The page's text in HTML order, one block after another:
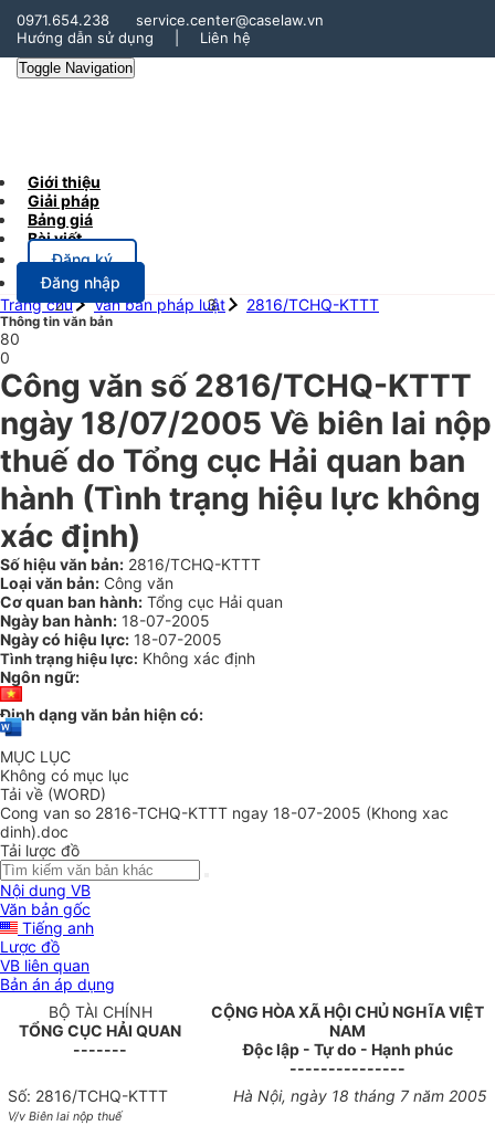
0971.654.238
service.center@caselaw.vn
Hướng dẫn sử dụng
Liên hệ
Toggle Navigation
Giới thiệu
Giải pháp
Bảng giá
Bài viết
Đăng ký
Đăng nhập
Trang chủ
Văn bản pháp luật 2816/TCHQ-KTTT
Thông tin văn bản
80
0
Công văn số 2816/TCHQ-KTTT
ngày 18/07/2005 Về biên lai nộp
thuế do Tổng cục Hải quan ban
hành (Tình trạng hiệu lực không
xác định)
Số hiệu văn bản: 2816/TCHQ-KTTT
Loại văn bản: Công văn
Cơ quan ban hành: Tổng cục Hải quan
Ngày ban hành: 18-07-2005
Ngày có hiệu lực: 18-07-2005
Tình trạng hiệu lực: Không xác định
Ngôn ngữ:
Định dạng văn bản hiện có:
MỤC LỤC
Không có mục lục
Tải về (WORD)
Cong van so 2816-TCHQ-KTTT ngay 18-07-2005 (Khong xac
dinh).doc
Tải lược đồ
Nội dung VB
Văn bản gốc
Tiếng anh
Lược đồ
VB liên quan
Bản án áp dụng
BỘ TÀI CHÍNH
TỔNG CỤC HẢI QUAN
-------
CỘNG HÒA XÃ HỘI CHỦ NGHĨA VIỆT
NAM
Độc lập - Tự do - Hạnh phúc
---------------
Số: 2816/TCHQ-KTTT
V/v Biên lai nộp thuế
Hà Nội, ngày 18 tháng 7 năm 2005